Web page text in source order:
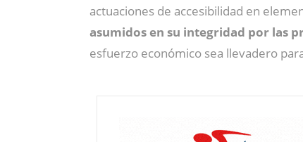
actuaciones de accesibilidad en
asumidos en su integridad por las
esfuerzo económico sea llevadero